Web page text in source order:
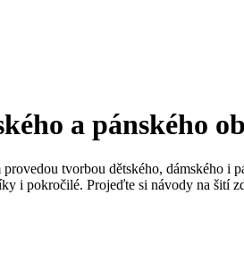
a pánského
tvorbou dětského, dámského i
i pokročilé. Projeďte si návody na šití